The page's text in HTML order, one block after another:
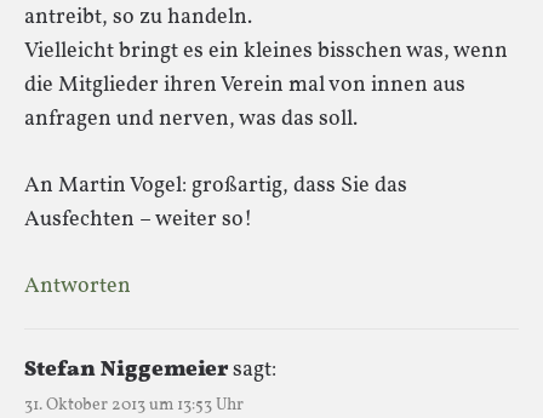
antreibt, so zu handeln.
Vielleicht bringt es ein kleines bisschen was, wenn
die Mitglieder ihren Verein mal von innen aus
anfragen und nerven, was das soll.
An Martin Vogel: großartig, dass Sie das
Ausfechten – weiter so!
Antworten
Stefan Niggemeiersagt:
31. Oktober 2013 um 13:53 Uhr